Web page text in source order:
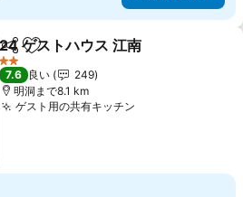
シェアお気に入りに追加
24 ゲストハウス 江南
2 ホテルのランク
7.6 良い
249
明洞まで8.1 km
ゲスト用の共有キッチン